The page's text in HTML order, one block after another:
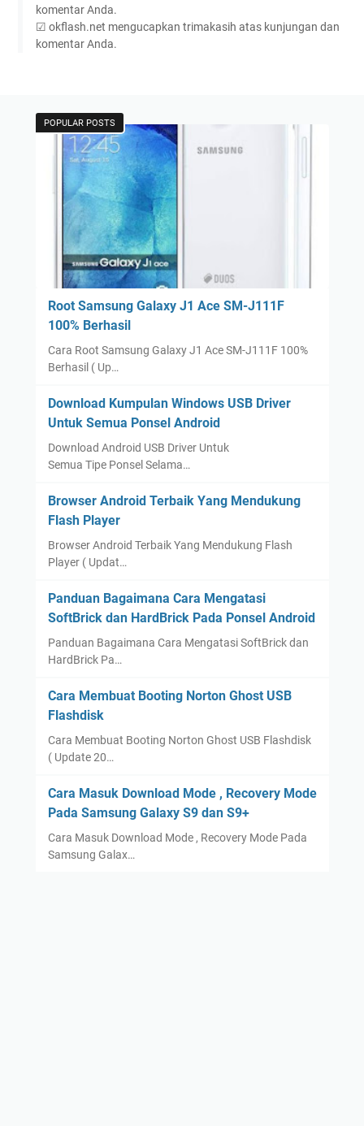
komentar Anda.
☑ okflash.net mengucapkan trimakasih atas kunjungan dan
komentar Anda.
POPULAR POSTS
Root Samsung Galaxy J1 Ace SM-J111F
100% Berhasil
Cara Root Samsung Galaxy J1 Ace SM-J111F 100%
Berhasil ( Up…
Download Kumpulan Windows USB Driver
Untuk Semua Ponsel Android
Download Android USB Driver Untuk
Semua Tipe Ponsel Selama…
Browser Android Terbaik Yang Mendukung
Flash Player
Browser Android Terbaik Yang Mendukung Flash
Player ( Updat…
Panduan Bagaimana Cara Mengatasi
SoftBrick dan HardBrick Pada Ponsel Android
Panduan Bagaimana Cara Mengatasi SoftBrick dan
HardBrick Pa…
Cara Membuat Booting Norton Ghost USB
Flashdisk
Cara Membuat Booting Norton Ghost USB Flashdisk
( Update 20…
Cara Masuk Download Mode , Recovery Mode
Pada Samsung Galaxy S9 dan S9+
Cara Masuk Download Mode , Recovery Mode Pada
Samsung Galax…